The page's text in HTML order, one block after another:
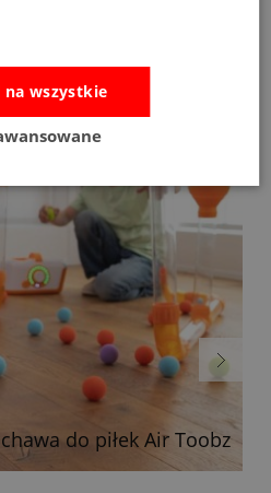
do piłek Air Toobz
na wszystkie